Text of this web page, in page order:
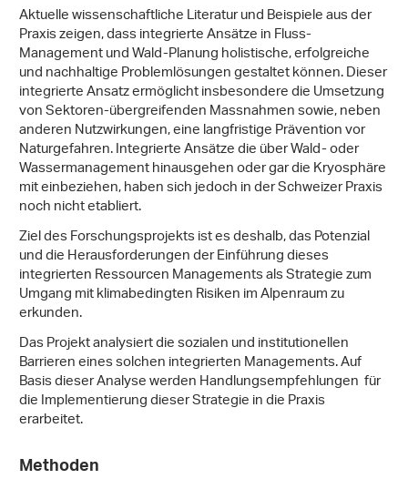
Aktuelle wissenschaftliche Literatur und Beispiele aus der
Praxis zeigen, dass integrierte Ansätze in Fluss-
Management und Wald-Planung holistische, erfolgreiche
und nachhaltige Problemlösungen gestaltet können. Dieser
integrierte Ansatz ermöglicht insbesondere die Umsetzung
von Sektoren-übergreifenden Massnahmen sowie, neben
anderen Nutzwirkungen, eine langfristige Prävention vor
Naturgefahren. Integrierte Ansätze die über Wald- oder
Wassermanagement hinausgehen oder gar die Kryosphäre
mit einbeziehen, haben sich jedoch in der Schweizer Praxis
noch nicht etabliert.
Ziel des Forschungsprojekts ist es deshalb, das Potenzial
und die Herausforderungen der Einführung dieses
integrierten Ressourcen Managements als Strategie zum
Umgang mit klimabedingten Risiken im Alpenraum zu
erkunden.
Das Projekt analysiert die sozialen und institutionellen
Barrieren eines solchen integrierten Managements. Auf
Basis dieser Analyse werden Handlungsempfehlungen für
die Implementierung dieser Strategie in die Praxis
erarbeitet.
Methoden